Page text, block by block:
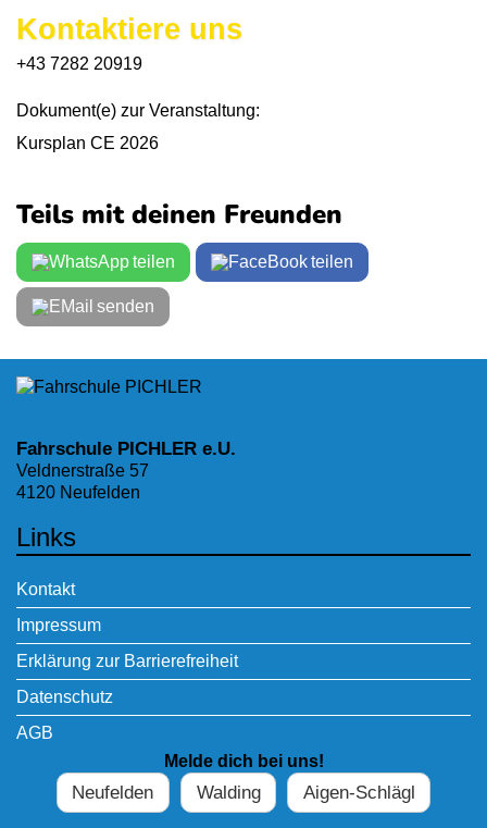
bekommst du die Anhänger - Ausbildung mit
Theoriekurs + 6 Fahrstunden, sowie der
praktischen Prüfung um
Mindestfahrstunden, sowie der praktischen
Prüfung um
Lernunterlagen + behördliche Kosten sind nicht
Kontaktiere uns
+43 7282 20919
Dokument(e) zur Veranstaltung:
Kursplan CE 2026
Teils mit deinen Freunden
teilen teilen
senden
Fahrschule PICHLER e.U.
Veldnerstraße 57
4120 Neufelden
Links
Kontakt
Impressum
Erklärung zur Barrierefreiheit
Datenschutz
AGB
Melde dich bei uns!
Neufelden Walding Aigen-Schlägl